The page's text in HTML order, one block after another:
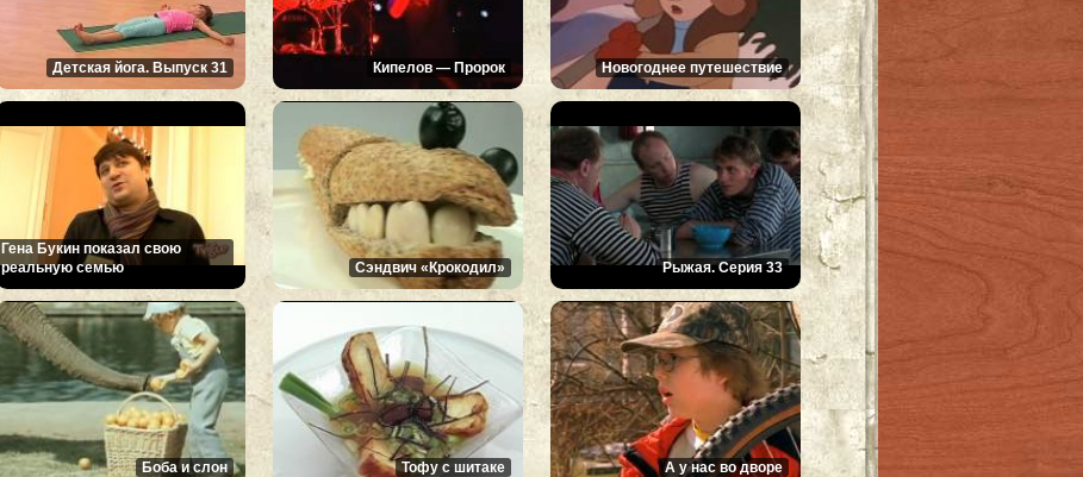
Детская йога. Выпуск 31 Кипелов — Пророк Новогоднее путешествие
Гена Букин показал свою
реальную семью
Сэндвич «Крокодил» Рыжая. Серия 33
Боба и слон Тофу с шитаке А у нас во дворе